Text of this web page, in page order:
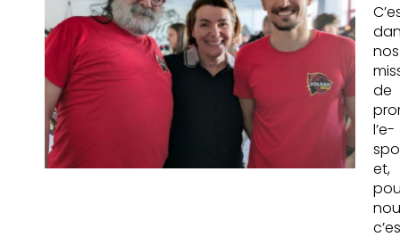
nos
de
l’e-
et,